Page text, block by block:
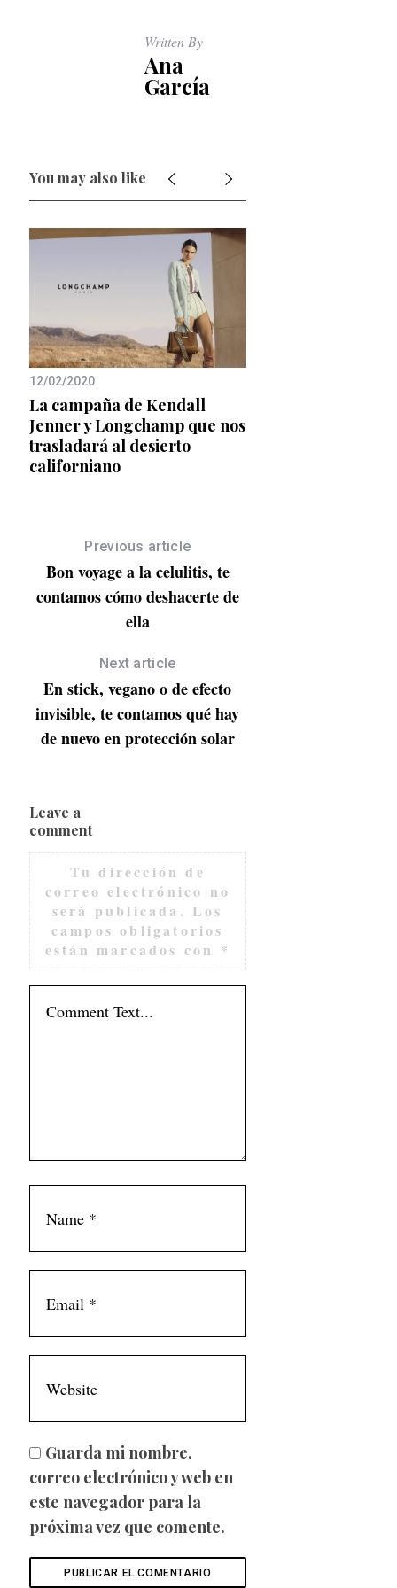
Written By
Ana
García
You may also like
12/02/2020
La campaña de Kendall
Jenner y Longchamp que nos
trasladará al desierto
californiano
Previous article
Bon voyage a la celulitis, te
contamos cómo deshacerte de
ella
Next article
En stick, vegano o de efecto
invisible, te contamos qué hay
de nuevo en protección solar
Leave a
comment
Tu dirección de
correo electrónico no
será publicada. Los
campos obligatorios
están marcados con *
Guarda mi nombre,
correo electrónico y web en
este navegador para la
próxima vez que comente.